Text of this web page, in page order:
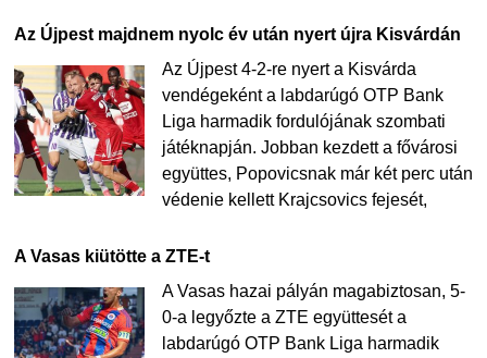
Az Újpest majdnem nyolc év után nyert újra Kisvárdán
Az Újpest 4-2-re nyert a Kisvárda
vendégeként a labdarúgó OTP Bank
Liga harmadik fordulójának szombati
játéknapján. Jobban kezdett a fővárosi
együttes, Popovicsnak már két perc után
védenie kellett Krajcsovics fejesét,
A Vasas kiütötte a ZTE-t
A Vasas hazai pályán magabiztosan, 5-
0-a legyőzte a ZTE együttesét a
labdarúgó OTP Bank Liga harmadik